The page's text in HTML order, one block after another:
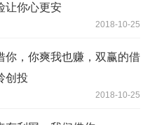
让你心更安
2018-10-25
你，你爽我也赚，双赢的借
创投
2018-10-25